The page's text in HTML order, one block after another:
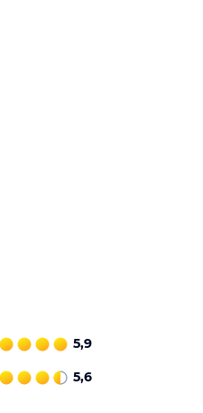
Frühstücksmöglichkeiten
Ruheräume
gibt es
(WLAN) ist in der
einem der kostenlosen
5,9
5,6